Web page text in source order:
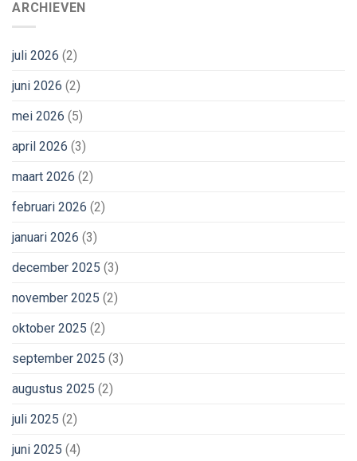
ARCHIEVEN
juli 2026 (2)
juni 2026 (2)
mei 2026 (5)
april 2026 (3)
maart 2026 (2)
februari 2026 (2)
januari 2026 (3)
december 2025 (3)
november 2025 (2)
oktober 2025 (2)
september 2025 (3)
augustus 2025 (2)
juli 2025 (2)
juni 2025 (4)